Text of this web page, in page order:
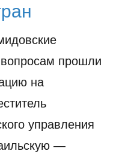
вопросам прошли
на
управления
—